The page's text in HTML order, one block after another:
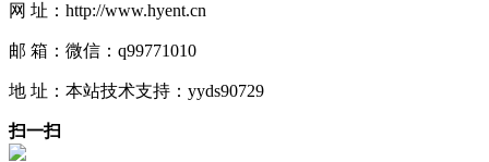
网 址：http://www.hyent.cn
邮 箱：微信：q99771010
地 址：本站技术支持：yyds90729
扫一扫